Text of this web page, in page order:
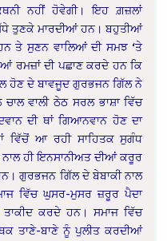
ਨਹੀਂ ਹੋਵੇਗੀ। ਇਹ ਗ਼ਜ਼ਲਾਂ
ਤੁਣਕੇ ਮਾਰਦੀਆਂ ਹਨ। ਬਹੁਤੀਆਂ
ਤੇ ਸੁਣਨ ਵਾਲਿਆਂ ਦੀ ਸਮਝ ‘ਤੇ
ਰਮਜ਼ਾਂ ਦੀ ਪਛਾਣ ਕਰਦੇ ਹਨ ਕਿ
ਹੋਣ ਦੇ ਬਾਵਜੂਦ ਗੁਰਭਜਨ ਗਿੱਲ ਨੇ
ਵਾਲੀ ਠੇਠ ਸਰਲ ਭਾਸ਼ਾ ਵਿੱਚ
ਦੀ ਥਾਂ ਗਿਆਨਵਾਨ ਹੋਣ ਦਾ
ਵਿੱਚੋਂ ਆ ਰਹੀ ਸਾਹਿਤਕ ਸੁਗੰਧ
ਹੀ ਇਨਸਾਨੀਅਤ ਦੀਆਂ ਕਰੂਰ
ਗੁਰਭਜਨ ਗਿੱਲ ਦੇ ਬੇਬਾਕੀ ਨਾਲ
ਵਿੱਚ ਘੁਸਰ-ਮੁਸਰ ਜ਼ਰੂਰ ਪੈਦਾ
ਕਰਦੇ ਹਨ। ਸਮਾਜ ਵਿੱਚ
ਤਾਣੇ-ਬਾਣੇ ਨੂੰ ਪੁਲੀਤ ਕਰਦੀਆਂ